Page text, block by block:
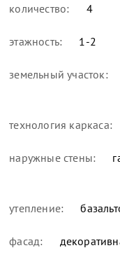
количество: 4
этажность: 1-2
земельный участок:
технология каркаса:
наружные стены:
утепление:
фасад: